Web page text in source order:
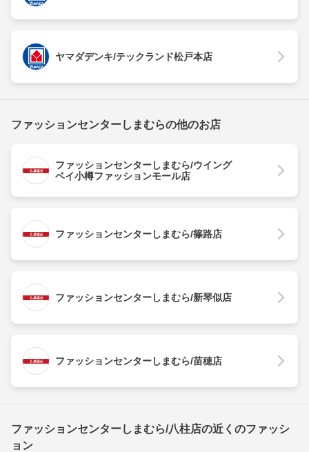
ヤマダデンキ/テックランド松戸本店
ファッションセンターしまむらの他のお店
ファッションセンターしまむら/ウイング
ベイ小樽ファッションモール店
ファッションセンターしまむら/篠路店
ファッションセンターしまむら/新琴似店
ファッションセンターしまむら/苗穂店
ファッションセンターしまむら/八柱店の近くのファッシ
ョン